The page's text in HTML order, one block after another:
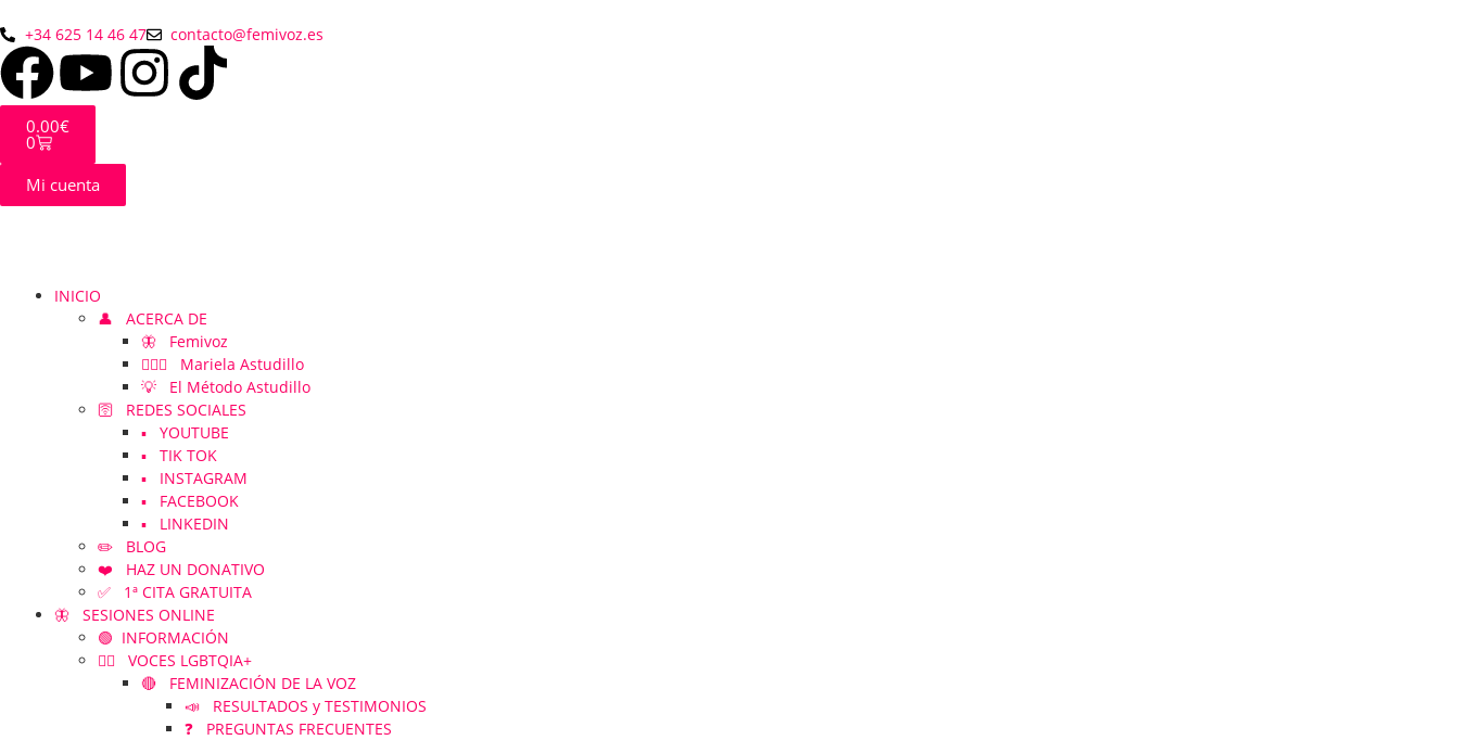
+34 625 14 46 47 contacto@femivoz.es
0.00€
0
Mi cuenta
INICIO
👤 ACERCA DE
🦋 Femivoz
👱🏻‍♀️ Mariela Astudillo
💡 El Método Astudillo
🛜 REDES SOCIALES
▪️ YOUTUBE
▪️ TIK TOK
▪️ INSTAGRAM
▪️ FACEBOOK
▪️ LINKEDIN
✏️ BLOG
❤️ HAZ UN DONATIVO
✅ 1ª CITA GRATUITA
🦋 SESIONES ONLINE
🟢 INFORMACIÓN
🏳️‍🌈 VOCES LGBTQIA+
🔴 FEMINIZACIÓN DE LA VOZ
📣 RESULTADOS y TESTIMONIOS
❓ PREGUNTAS FRECUENTES